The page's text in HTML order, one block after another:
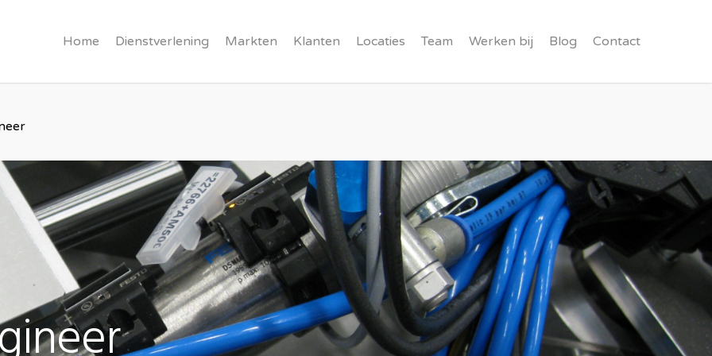
Home Dienstverlening Markten Klanten Locaties Team Werken bij Blog Contact